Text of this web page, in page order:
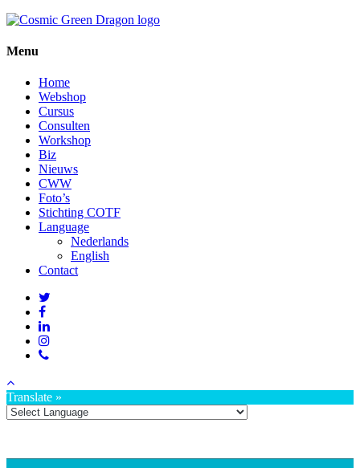
Menu
Home
Webshop
Cursus
Consulten
Workshop
Biz
Nieuws
CWW
Foto’s
Stichting COTF
Language
Nederlands
English
Contact
Translate »